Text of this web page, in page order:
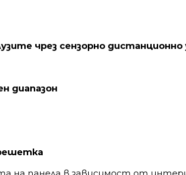
чрез сензорно дистанционно
диапазон